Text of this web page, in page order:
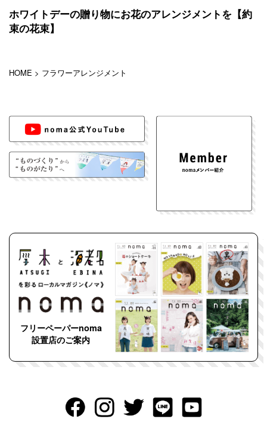
ホワイトデーの贈り物にお花のアレンジメントを【約
束の花束】
HOME > フラワーアレンジメント
フリーペーパーnoma
設置店のご案内